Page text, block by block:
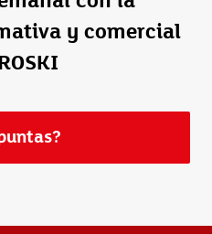
y comercial